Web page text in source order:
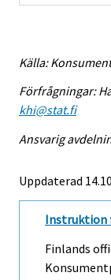
Källa:
Förfrågningar:
khi@stat.fi
Ansvarig
Uppdaterad
Instruktion
Finlands